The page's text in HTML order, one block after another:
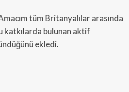
tüm Britanyalılar arasında
katkılarda bulunan aktif
ekledi.